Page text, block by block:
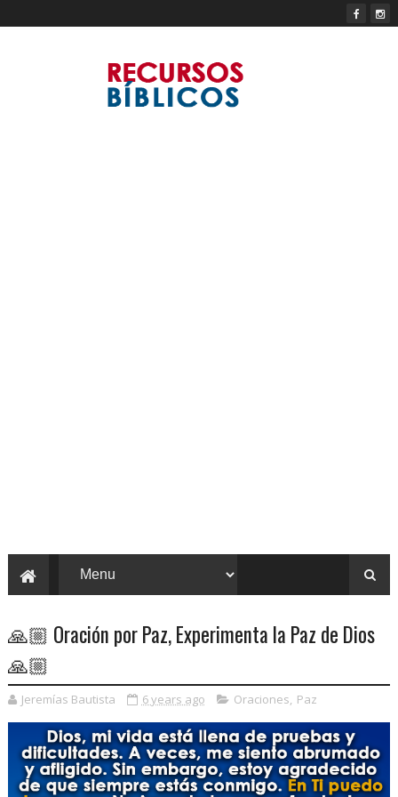
🙏🏼 Oración por Paz, Experimenta la Paz de Dios
🙏🏼
Jeremías Bautista 6 years ago Oraciones, Paz